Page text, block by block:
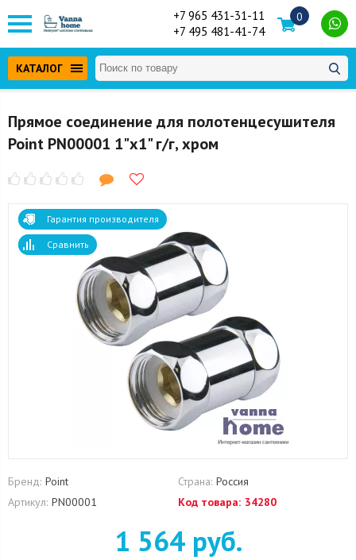
+7 965 431-31-11
+7 495 481-41-74
0
КАТАЛОГ
Прямое соединение для полотенцесушителя
Point PN00001 1"х1" г/г, хром
Гарантия производителя
Сравнить
Бренд: Point Страна: Россия
Артикул: PN00001 Код товара: 34280
1 564 руб.